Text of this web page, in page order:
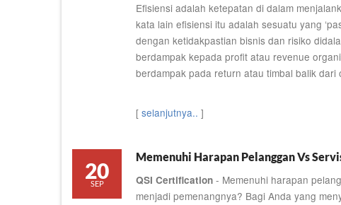
Efisiensi adalah ketepatan di dalam
kata lain efisiensi itu adalah sesuatu yang
dengan ketidakpastian bisnis dan risiko
berdampak kepada profit atau revenue
berdampak pada return atau timbal balik dari
[ selanjutnya.. ]
20
SEP
Memenuhi Harapan Pelanggan Vs
QSI Certification - Memenuhi harapan
menjadi pemenangnya? Bagi Anda yang